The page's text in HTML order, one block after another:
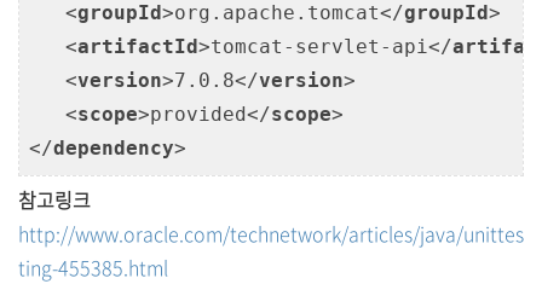
<groupId>org.apache.tomcat</groupId>
<artifactId>tomcat-servlet-api</
<version>7.0.8</version>
<scope>provided</scope>
</dependency>
참고링크
http://www.oracle.com/technetwork/articles/java/unittes
ting-455385.html